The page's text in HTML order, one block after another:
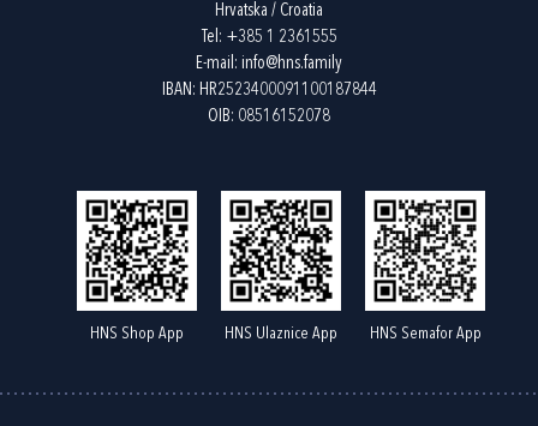
Hrvatska / Croatia
Tel: +385 1 2361555
E-mail: info@hns.family
IBAN: HR2523400091100187844
OIB: 08516152078
HNS Shop App HNS Ulaznice App HNS Semafor App